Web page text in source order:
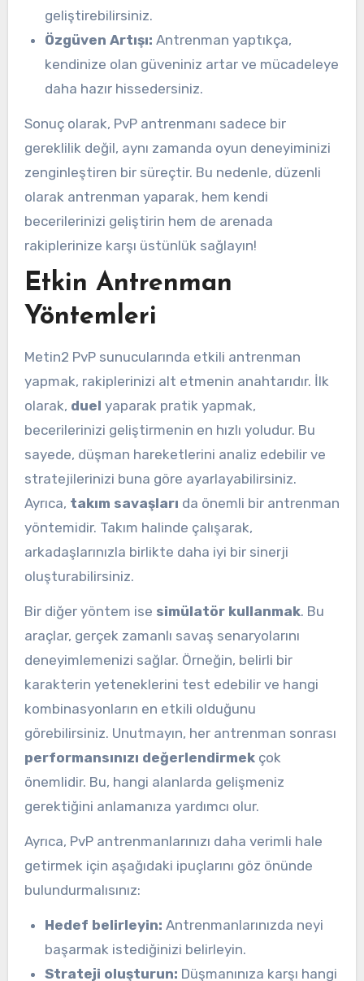
geliştirebilirsiniz.
Özgüven Artışı: Antrenman yaptıkça,
kendinize olan güveniniz artar ve mücadeleye
daha hazır hissedersiniz.
Sonuç olarak, PvP antrenmanı sadece bir
gereklilik değil, aynı zamanda oyun deneyiminizi
zenginleştiren bir süreçtir. Bu nedenle, düzenli
olarak antrenman yaparak, hem kendi
becerilerinizi geliştirin hem de arenada
rakiplerinize karşı üstünlük sağlayın!
Etkin Antrenman
Yöntemleri
Metin2 PvP sunucularında etkili antrenman
yapmak, rakiplerinizi alt etmenin anahtarıdır. İlk
olarak, duel yaparak pratik yapmak,
becerilerinizi geliştirmenin en hızlı yoludur. Bu
sayede, düşman hareketlerini analiz edebilir ve
stratejilerinizi buna göre ayarlayabilirsiniz.
Ayrıca, takım savaşları da önemli bir antrenman
yöntemidir. Takım halinde çalışarak,
arkadaşlarınızla birlikte daha iyi bir sinerji
oluşturabilirsiniz.
Bir diğer yöntem ise simülatör kullanmak. Bu
araçlar, gerçek zamanlı savaş senaryolarını
deneyimlemenizi sağlar. Örneğin, belirli bir
karakterin yeteneklerini test edebilir ve hangi
kombinasyonların en etkili olduğunu
görebilirsiniz. Unutmayın, her antrenman sonrası
performansınızı değerlendirmekçok
önemlidir. Bu, hangi alanlarda gelişmeniz
gerektiğini anlamanıza yardımcı olur.
Ayrıca, PvP antrenmanlarınızı daha verimli hale
getirmek için aşağıdaki ipuçlarını göz önünde
bulundurmalısınız:
Hedef belirleyin: Antrenmanlarınızda neyi
başarmak istediğinizi belirleyin.
Strateji oluşturun: Düşmanınıza karşı hangi